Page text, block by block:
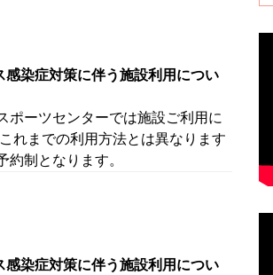
感染症対策に伴う施設利用につい
ポーツセンターでは施設ご利用に
れまでの利用方法とは異なります
制となります。
感染症対策に伴う施設利用につい